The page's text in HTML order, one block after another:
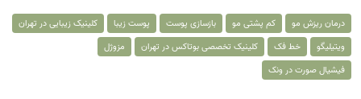
درمان ریزش مو کم پشتی مو بازسازی پوست پوست زیبا
کلینیک زیبایی در تهران
ویتیلیگو
خط فک کلینیک تخصصی بوتاکس در تهران
مزوژل
فیشیال صورت در ونک